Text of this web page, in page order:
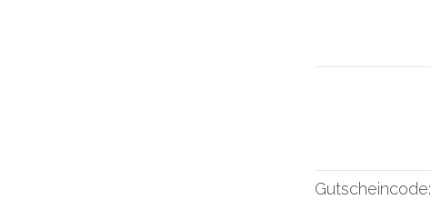
Gutscheincode: